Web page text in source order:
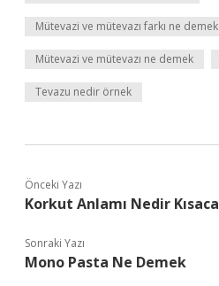
Mütevazi ve mütevazı farkı ne demek
Mütevazi ve mütevazı ne demek
Tevazu nedir örnek
Önceki Yazı
Korkut Anlamı Nedir Kısaca
Sonraki Yazı
Mono Pasta Ne Demek